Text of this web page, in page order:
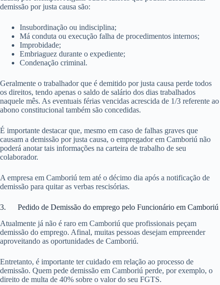
demissão por justa causa são:
Insubordinação ou indisciplina;
Má conduta ou execução falha de procedimentos internos;
Improbidade;
Embriaguez durante o expediente;
Condenação criminal.
Geralmente o trabalhador que é demitido por justa causa perde todos
os direitos, tendo apenas o saldo de salário dos dias trabalhados
naquele mês. As eventuais férias vencidas acrescida de 1/3 referente ao
abono constitucional também são concedidas.
É importante destacar que, mesmo em caso de falhas graves que
causam a demissão por justa causa, o empregador em Camboriú não
poderá anotar tais informações na carteira de trabalho de seu
colaborador.
A empresa em Camboriú tem até o décimo dia após a notificação de
demissão para quitar as verbas rescisórias.
3. Pedido de Demissão do emprego pelo Funcionário em Camboriú
Atualmente já não é raro em Camboriú que profissionais peçam
demissão do emprego. Afinal, muitas pessoas desejam empreender
aproveitando as oportunidades de Camboriú.
Entretanto, é importante ter cuidado em relação ao processo de
demissão. Quem pede demissão em Camboriú perde, por exemplo, o
direito de multa de 40% sobre o valor do seu FGTS.